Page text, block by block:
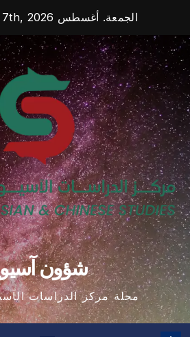
content
الجمعة. أغسطس 7th, 2026
شؤون
مجلة مركز الدراسات